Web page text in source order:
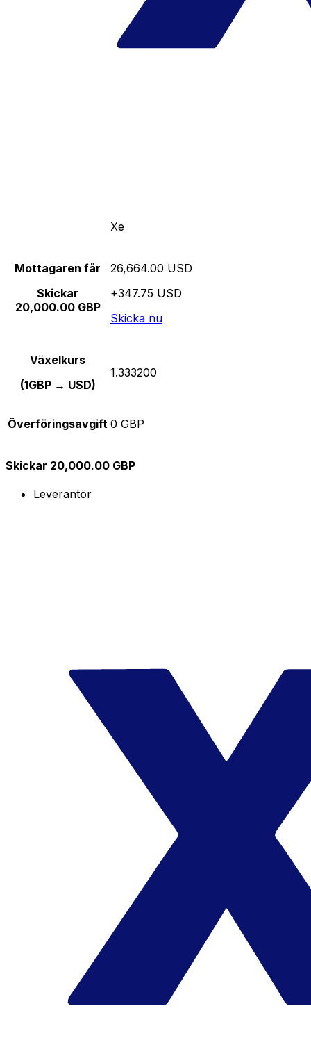
Xe
Mottagaren får
Skickar
20,000.00 GBP
26,664.00 USD
+347.75 USD
Skicka nu
Växelkurs
(1GBP → USD)
1.333200
Överföringsavgift 0 GBP
Skickar 20,000.00 GBP
Leverantör